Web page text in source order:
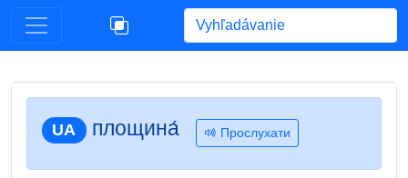
Begin typing for results.
UA площина́ Прослухати